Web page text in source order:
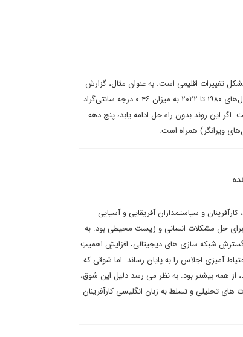
تغییرات اقلیمی است. به عنوان مثال، گزارش
آژانس بین‌المللی انرژی نشان داد که دما در خاورمیانه و شمال آفریقا میان سال‌های ۱۹۸۰ تا ۲۰۲۲ به میزان ۰.۴۶ درجه سانتی‌گراد
که بسیار بالاتر از میانگین جهانی یعنی ۰.۱۸ درجه است. اگر این روند بدون راه حل ادامه یابد، پنج دهه
ویرانگر) همراه است.
نویسد: در داوس ۲۰۲۳ نسبت به گذشته، کارآفرینان و سیاستمداران آفریقایی و آسیایی
حل مشکلات انسانی و زیست محیطی بود. به
جنگ اوکراین، امید به فعالیت های تصاعدی اقتصادی در سال ۲۰۲۳، گسترشِ شبکه سازی های دیجیتالی، افزایشِ اهمیتِ
آمیزی اجلاس را به پایان رساند. اما شوقی که
از همه بیشتر بود. به نظر می رسد دلیل این شوق،
تحلیلی و تسلط به زبان انگلیسی کارآفرینان